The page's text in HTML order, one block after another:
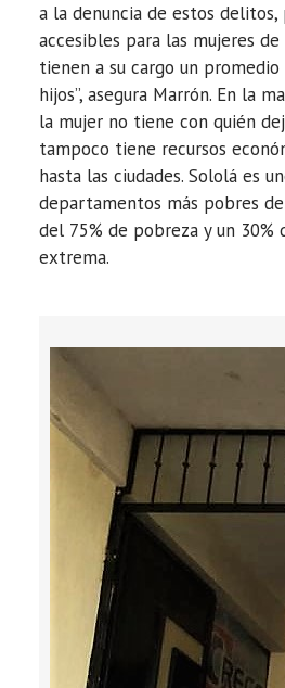
a la denuncia de estos delitos,
accesibles para las mujeres de
tienen a su cargo un
hijos”, asegura Marrón. En la
la mujer no tiene con quién
tampoco tiene recursos
hasta las ciudades. Sololá es
departamentos más pobres
del 75% de pobreza y un 30%
extrema.